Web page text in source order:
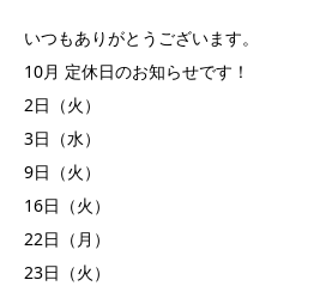
いつもありがとうございます。
10月 定休日のお知らせです！
2日（火）
3日（水）
9日（火）
16日（火）
22日（月）
23日（火）